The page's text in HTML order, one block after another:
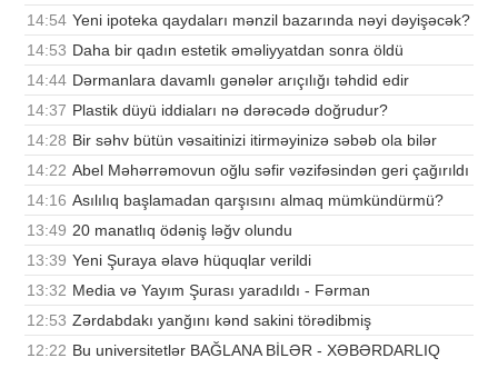
14:54 Yeni ipoteka qaydaları mənzil bazarında nəyi dəyişəcək?
14:53 Daha bir qadın estetik əməliyyatdan sonra öldü
14:44 Dərmanlara davamlı gənələr arıçılığı təhdid edir
14:37 Plastik düyü iddiaları nə dərəcədə doğrudur?
14:28 Bir səhv bütün vəsaitinizi itirməyinizə səbəb ola bilər
14:22 Abel Məhərrəmovun oğlu səfir vəzifəsindən geri çağırıldı
14:16 Asılılıq başlamadan qarşısını almaq mümkündürmü?
13:49 20 manatlıq ödəniş ləğv olundu
13:39 Yeni Şuraya əlavə hüquqlar verildi
13:32 Media və Yayım Şurası yaradıldı - Fərman
12:53 Zərdabdakı yanğını kənd sakini törədibmiş
12:22 Bu universitetlər BAĞLANA BİLƏR - XƏBƏRDARLIQ